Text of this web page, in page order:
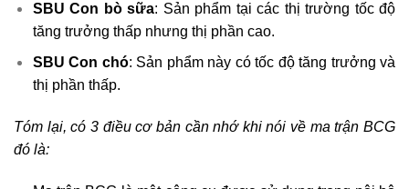
SBU Con bò sữa: Sản phẩm tại các thị trường tốc độ
tăng trưởng thấp nhưng thị phần cao.
SBU Con chó: Sản phẩm này có tốc độ tăng trưởng và
thị phần thấp.
Tóm lại, có 3 điều cơ bản cần nhớ khi nói về ma trận BCG
đó là: